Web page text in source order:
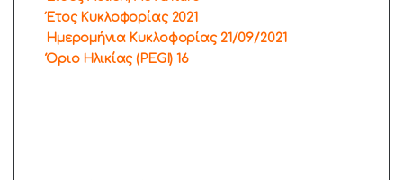
Έτος Κυκλοφορίας 2021
Ημερομήνια Κυκλοφορίας 21/09/2021
Όριο Ηλικίας (PEGI) 16